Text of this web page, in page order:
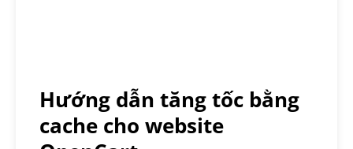
Hướng dẫn tăng tốc bằng
cache cho website